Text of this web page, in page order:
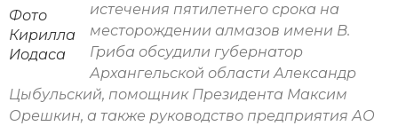
Фото
Кирилла
Иодаса
истечения пятилетнего срока на
месторождении алмазов имени В.
Гриба обсудили губернатор
Архангельской области Александр
Цыбульский, помощник Президента Максим
Орешкин, а также руководство предприятия АО